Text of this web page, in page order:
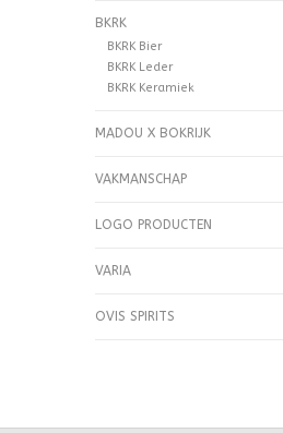
BKRK
BKRK Bier
BKRK Leder
BKRK Keramiek
MADOU X BOKRIJK
VAKMANSCHAP
LOGO PRODUCTEN
VARIA
OVIS SPIRITS